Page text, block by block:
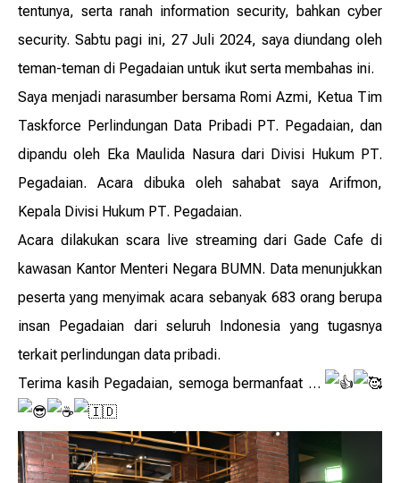
tentunya, serta ranah information security, bahkan cyber
security. Sabtu pagi ini, 27 Juli 2024, saya diundang oleh
teman-teman di Pegadaian untuk ikut serta membahas ini.
Saya menjadi narasumber bersama Romi Azmi, Ketua Tim
Taskforce Perlindungan Data Pribadi PT. Pegadaian, dan
dipandu oleh Eka Maulida Nasura dari Divisi Hukum PT.
Pegadaian. Acara dibuka oleh sahabat saya Arifmon,
Kepala Divisi Hukum PT. Pegadaian.
Acara dilakukan scara live streaming dari Gade Cafe di
kawasan Kantor Menteri Negara BUMN. Data menunjukkan
peserta yang menyimak acara sebanyak 683 orang berupa
insan Pegadaian dari seluruh Indonesia yang tugasnya
terkait perlindungan data pribadi.
Terima kasih Pegadaian, semoga bermanfaat …